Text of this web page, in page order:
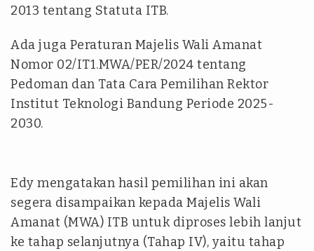
2013 tentang Statuta ITB.
Ada juga Peraturan Majelis Wali Amanat
Nomor 02/IT1.MWA/PER/2024 tentang
Pedoman dan Tata Cara Pemilihan Rektor
Institut Teknologi Bandung Periode 2025-
2030.
Edy mengatakan hasil pemilihan ini akan
segera disampaikan kepada Majelis Wali
Amanat (MWA) ITB untuk diproses lebih lanjut
ke tahap selanjutnya (Tahap IV), yaitu tahap